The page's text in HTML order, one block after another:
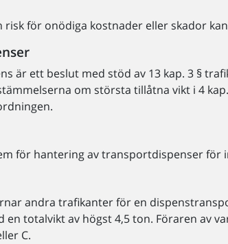
risk för onödiga kostnader eller skador
är ett beslut med stöd av 13 kap. 3 §
om största tillåtna vikt i 4
för hantering av transportdispenser för
andra trafikanter för en
en totalvikt av högst 4,5 ton. Föraren av
C.